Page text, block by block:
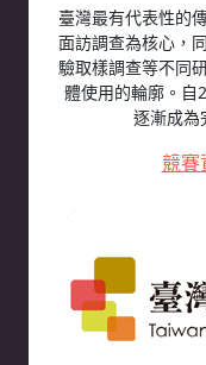
臺灣最有代表性的
面訪調查為核心，
驗取樣調查等不同
體使用的輪廓。自
逐漸成為
競賽